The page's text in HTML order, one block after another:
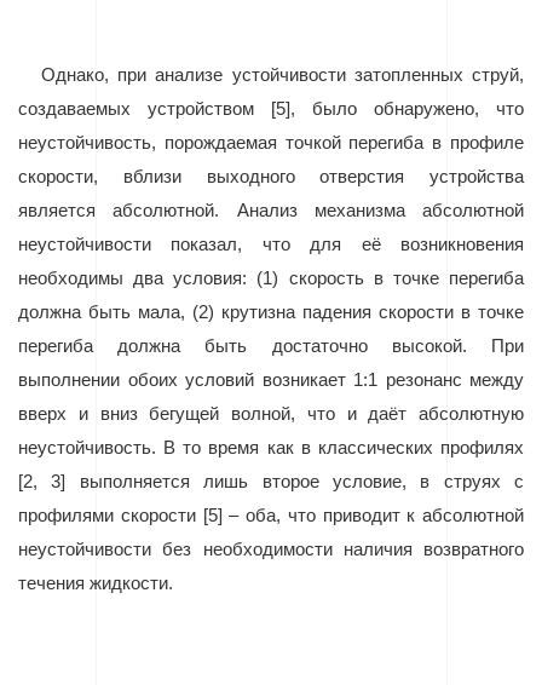
Однако, при анализе устойчивости затопленных струй,
создаваемых устройством [5], было обнаружено, что
неустойчивость, порождаемая точкой перегиба в профиле
скорости, вблизи выходного отверстия устройства
является абсолютной. Анализ механизма абсолютной
неустойчивости показал, что для её возникновения
необходимы два условия: (1) скорость в точке перегиба
должна быть мала, (2) крутизна падения скорости в точке
перегиба должна быть достаточно высокой. При
выполнении обоих условий возникает 1:1 резонанс между
вверх и вниз бегущей волной, что и даёт абсолютную
неустойчивость. В то время как в классических профилях
[2, 3] выполняется лишь второе условие, в струях с
профилями скорости [5] – оба, что приводит к абсолютной
неустойчивости без необходимости наличия возвратного
течения жидкости.